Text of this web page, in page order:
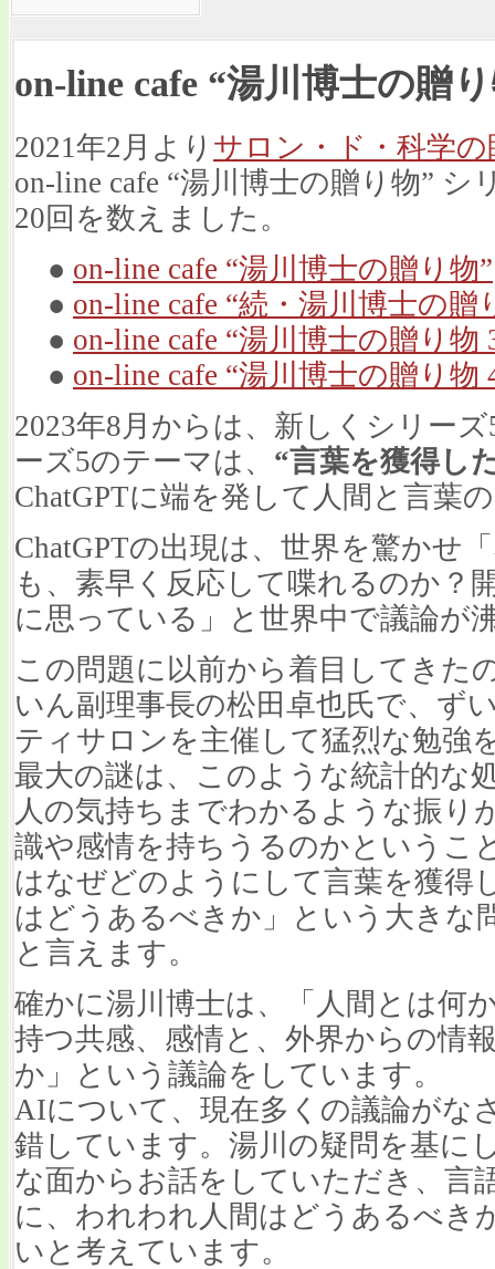
on-line cafe “湯川博士の贈
2021年2月より サロン・ド・科学の
on-line cafe “湯川博士の贈り物” シ
20回を数えました。
● on-line cafe “湯川博士の贈り物”
● on-line cafe “続・湯川博士の贈
● on-line cafe “湯川博士の贈り物
● on-line cafe “湯川博士の贈り物
2023年8月からは、新しくシリー
ーズ5のテーマは、 “言葉を獲得し
ChatGPTに端を発して人間と言葉
ChatGPTの出現は、世界を驚かせ
も、素早く反応して喋れるのか？
に思っている」と世界中で議論が
この問題に以前から着目してきた
いん副理事長の松田卓也氏で、ず
ティサロンを主催して猛烈な勉強
最大の謎は、このような統計的な
人の気持ちまでわかるような振り
識や感情を持ちうるのかというこ
はなぜどのようにして言葉を獲得
はどうあるべきか」という大きな
と言えます。
確かに湯川博士は、「人間とは何
持つ共感、感情と、外界からの情
か」という議論をしています。
AIについて、現在多くの議論がな
錯しています。湯川の疑問を基に
な面からお話をしていただき、言
に、われわれ人間はどうあるべき
いと考えています。